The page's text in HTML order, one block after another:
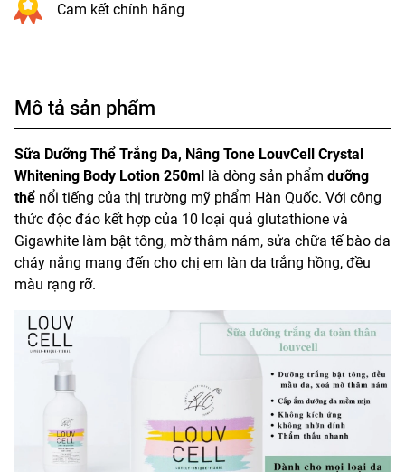
Cam kết chính hãng
Mô tả sản phẩm
Sữa Dưỡng Thể Trắng Da, Nâng Tone LouvCell Crystal
Whitening Body Lotion 250ml
là dòng sản phẩm dưỡng
thể nổi tiếng của thị trường mỹ phẩm Hàn Quốc. Với công
thức độc đáo kết hợp của 10 loại quả glutathione và
Gigawhite làm bật tông, mờ thâm nám, sửa chữa tế bào da
cháy nắng mang đến cho chị em làn da trắng hồng, đều
màu rạng rỡ.